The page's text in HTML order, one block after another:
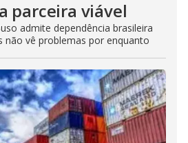
parceira viável
admite dependência brasileira
não vê problemas por enquanto